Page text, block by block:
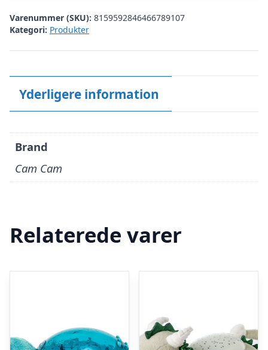
Varenummer (SKU): 8159592846466789107
Kategori: Produkter
Yderligere information
Brand
Cam Cam
Relaterede varer